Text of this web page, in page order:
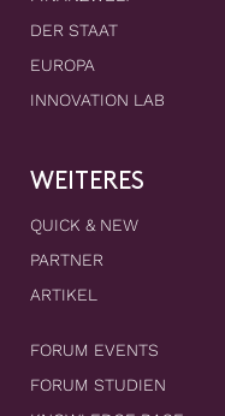
DER STAAT
EUROPA
INNOVATION LAB
WEITERES
QUICK & NEW
PARTNER
ARTIKEL
FORUM EVENTS
FORUM STUDIEN